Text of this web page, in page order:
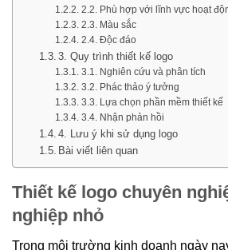
2.2. Phù hợp với lĩnh vực hoạt
2.3. Màu sắc
2.4. Độc đáo
3. Quy trình thiết kế logo
3.1. Nghiên cứu và phân tích
3.2. Phác thảo ý tưởng
3.3. Lựa chọn phần mềm thiết kế
3.4. Nhận phản hồi
4. Lưu ý khi sử dụng logo
Bài viết liên quan
Thiết kế logo chuyên
nghiệp nhỏ
Trong môi trường kinh doanh ngày